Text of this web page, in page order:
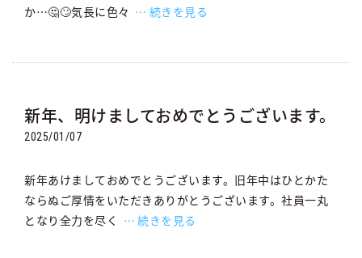
か…🤔🙄気長に色々
続きを見る
新年、明けましておめでとうございます。
2025/01/07
新年あけましておめでとうございます。旧年中はひとかた
ならぬご厚情をいただきありがとうございます。社員一丸
となり全力を尽く
続きを見る